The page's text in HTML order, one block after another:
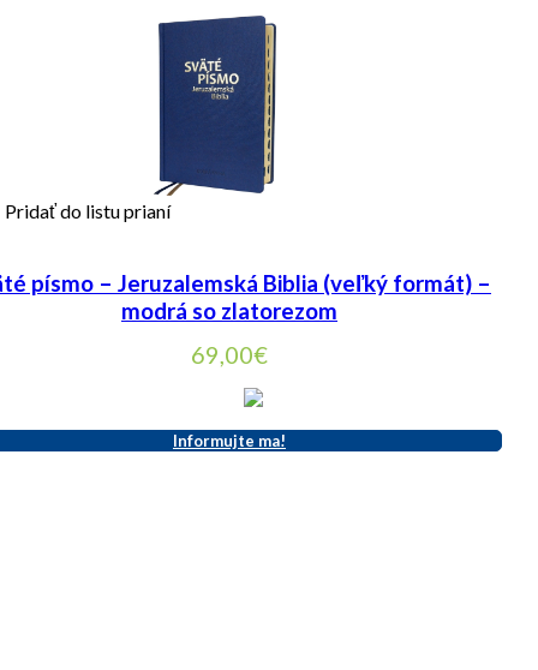
Pridať do listu prianí
písmo – Jeruzalemská Biblia (veľký formát) –
modrá so zlatorezom
69,00€
Informujte ma!